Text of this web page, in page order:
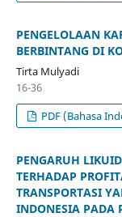
PENGELOLAAN
BERBINTANG DI
Tirta Mulyadi
16-36
PDF (Bahasa
PENGARUH
TERHADAP
TRANSPORTASI
INDONESIA PADA